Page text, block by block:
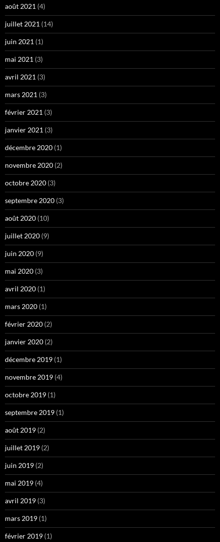
août 2021 (4)
juillet 2021 (14)
juin 2021 (1)
mai 2021 (3)
avril 2021 (3)
mars 2021 (3)
février 2021 (3)
janvier 2021 (3)
décembre 2020 (1)
novembre 2020 (2)
octobre 2020 (3)
septembre 2020 (3)
août 2020 (10)
juillet 2020 (9)
juin 2020 (9)
mai 2020 (3)
avril 2020 (1)
mars 2020 (1)
février 2020 (2)
janvier 2020 (2)
décembre 2019 (1)
novembre 2019 (4)
octobre 2019 (1)
septembre 2019 (1)
août 2019 (2)
juillet 2019 (2)
juin 2019 (2)
mai 2019 (4)
avril 2019 (3)
mars 2019 (1)
février 2019 (1)